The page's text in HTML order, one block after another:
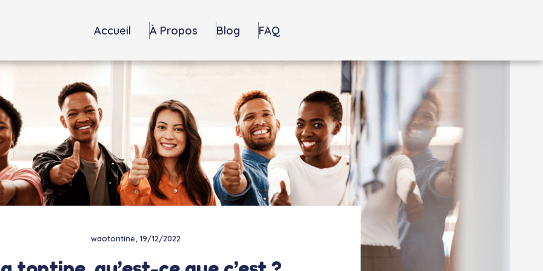
Accueil À Propos Blog FAQ
waotontine, 19/12/2022